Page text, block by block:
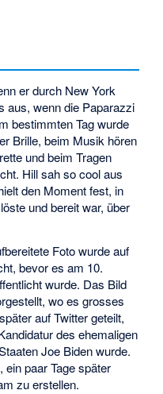
er durch New York
aus, wenn die Paparazzi
bestimmten Tag wurde
Brille, beim Musik hören
und beim Tragen
Hill sah so cool aus
den Moment fest, in
und bereit war, über
Foto wurde auf
bevor es am 10.
wurde. Das Bild
wo es grosses
auf Twitter geteilt,
des ehemaligen
Joe Biden wurde.
paar Tage später
zu erstellen.